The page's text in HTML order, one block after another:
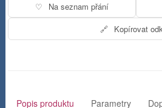
♡ Na seznam přání
🔗 Kopírovat
Popis produktu Parametry